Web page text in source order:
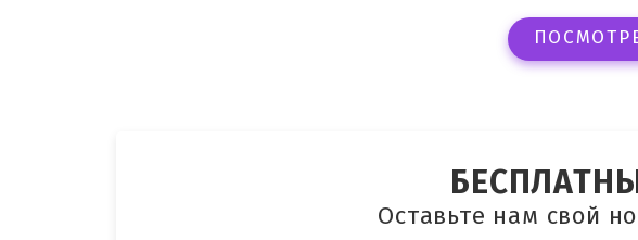
Оставьте нам свой